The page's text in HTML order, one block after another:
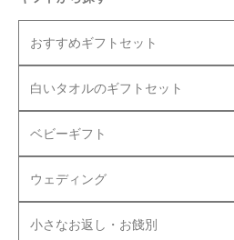
おすすめギフトセット
白いタオルのギフトセット
ベビーギフト
ウェディング
小さなお返し・お餞別